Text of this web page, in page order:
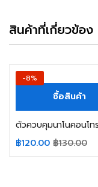
สินค้าที่เกี่ยวข้อง
-8%
ซื้อสินค้า
฿120.00 ฿130.00